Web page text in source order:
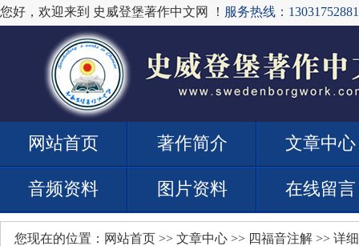
您好，欢迎来到 史威登堡著作中文网 ！ 服务热线：13031752881
网站首页 著作简介 文章中心
音频资料 图片资料 在线留言
您现在的位置： 网站首页 >> 文章中心 >> 四福音注解 >> 详